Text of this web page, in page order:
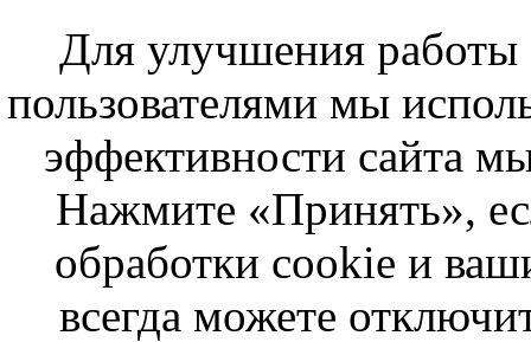
Для улучшения работы
пользователями мы
эффективности сайта
Нажмите «Принять»,
обработки cookie и
всегда можете